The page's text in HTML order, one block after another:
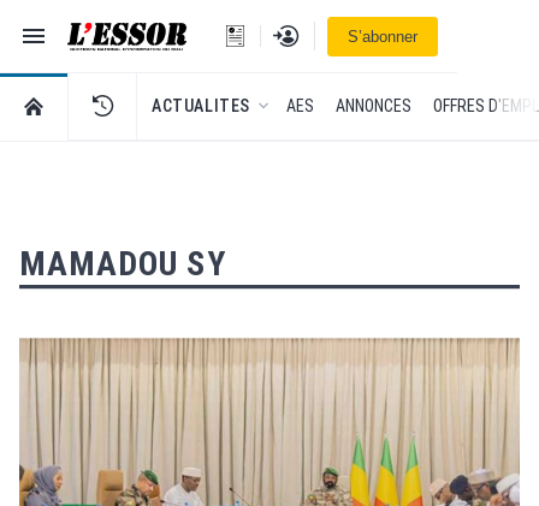
Navigation
L'Essor - retour à la une
Se connecterS’abonner
RETOUR À LA PAGE D’ACCUEIL DE L'ESSOR
ACTUALITES AES ANNONCES OFFRES
MAMADOU SY